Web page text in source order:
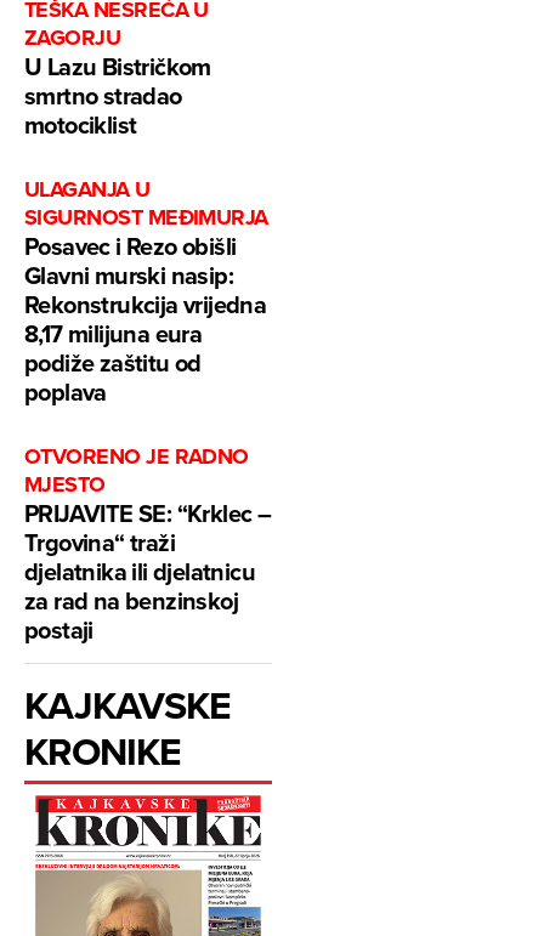
TEŠKA NESREĆA U
ZAGORJU
U Lazu Bistričkom
smrtno stradao
motociklist
ULAGANJA U
SIGURNOST MEĐIMURJA
Posavec i Rezo obišli
Glavni murski nasip:
Rekonstrukcija vrijedna
8,17 milijuna eura
podiže zaštitu od
poplava
OTVORENO JE RADNO
MJESTO
PRIJAVITE SE: “Krklec –
Trgovina“ traži
djelatnika ili djelatnicu
za rad na benzinskoj
postaji
KAJKAVSKE
KRONIKE